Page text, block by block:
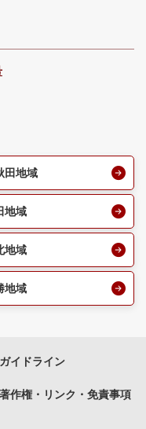
田地域
地域
地域
地域
ガイドライン
著作権・リンク・免責事項